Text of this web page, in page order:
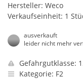
Hersteller: Weco
Verkaufseinheit: 1
ausverkauft
leider nicht mehr
Gefahrgutklasse:
Kategorie: F2